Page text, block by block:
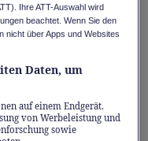
Dieser erhält
begeistert
Jungfirma
Ihre ATT-Auswahl wird
beachtet. Wenn Sie den
nicht über Apps und Websites
Daten, um
auf einem Endgerät.
von Werbeleistung und
sowie